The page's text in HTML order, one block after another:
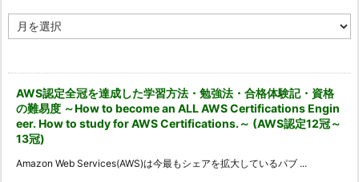
ー
AWS認定全冠を達成した学習方法・勉強法・合格体験記・資格
の難易度 ～How to become an ALL AWS Certifications Engin
eer. How to study for AWS Certifications.～ (AWS認定12冠～
13冠)
Amazon Web Services(AWS)は今最もシェアを拡大しているパブ ...